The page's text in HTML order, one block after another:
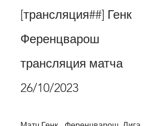
[трансляция##] Генк
Ференцварош
трансляция матча
26/10/2023